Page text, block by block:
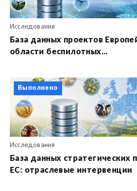
Исследования
База данных проектов
области беспилотных...
Выполнено
Исследования
База данных стратегических
ЕС: отраслевые интервенции